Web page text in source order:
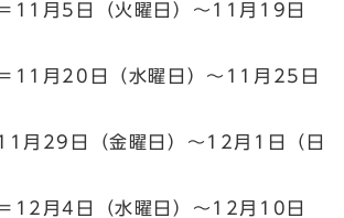
11月5日（火曜日）～11月19日
11月20日（水曜日）～11月25日
月29日（金曜日）～12月1日（日
12月4日（水曜日）～12月10日